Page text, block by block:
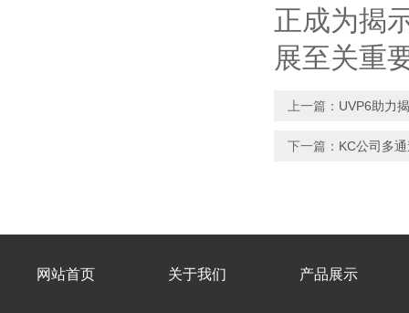
正成为揭
展至关重
上一篇： UVP6助力
下一篇： KC公司多
网站首页 关于我们 产品展示